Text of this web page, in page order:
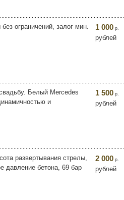
ограничений, залог мин.
1 000 р.
рублей
Белый Mercedes
и
1 500 р.
рублей
развертывания стрелы,
давление бетона, 69 бар
2 000 р.
рублей